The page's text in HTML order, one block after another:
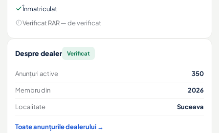
Înmatriculat
Verificat RAR— de verificat
Despre dealer Verificat
Anunțuri active 350
Membru din 2026
Localitate Suceava
Toate anunțurile dealerului →